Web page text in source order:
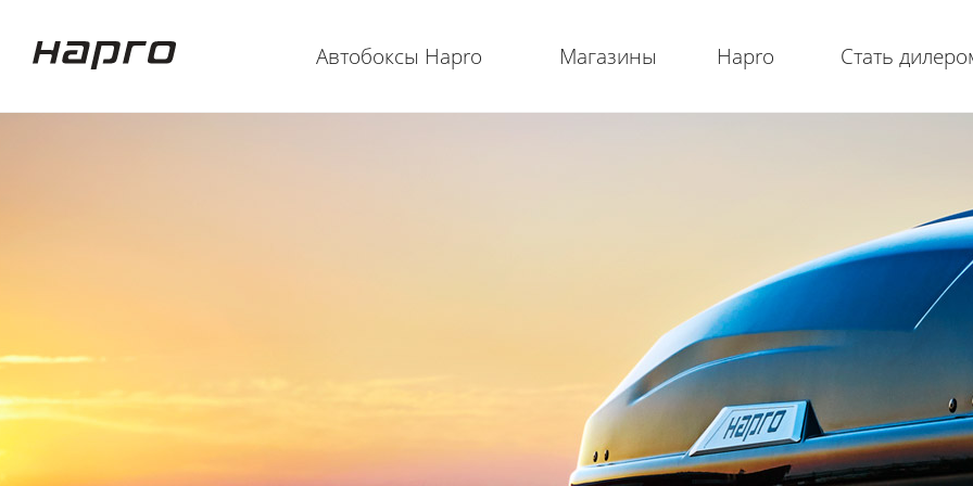
Автобоксы Hapro Магазины Hapro Стать